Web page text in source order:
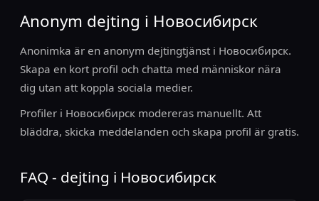
Anonym dejting i Новосибирск
Anonimka är en anonym dejtingtjänst i Новосибирск.
Skapa en kort profil och chatta med människor nära
dig utan att koppla sociala medier.
Profiler i Новосибирск modereras manuellt. Att
bläddra, skicka meddelanden och skapa profil är gratis.
FAQ - dejting i Новосибирск